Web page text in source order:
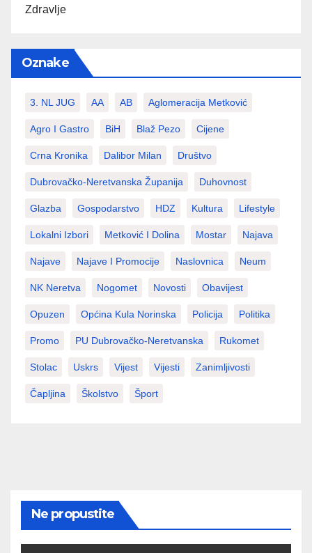
Zdravlje
Oznake
3. NL JUG AA AB Aglomeracija Metković
Agro I Gastro BiH Blaž Pezo Cijene
Crna Kronika Dalibor Milan Društvo
Dubrovačko-Neretvanska Županija Duhovnost
Glazba Gospodarstvo HDZ Kultura Lifestyle
Lokalni Izbori Metković I Dolina Mostar Najava
Najave Najave I Promocije Naslovnica Neum
NK Neretva Nogomet Novosti Obavijest
Opuzen Općina Kula Norinska Policija Politika
Promo PU Dubrovačko-Neretvanska Rukomet
Stolac Uskrs Vijest Vijesti Zanimljivosti
Čapljina Školstvo Šport
Ne propustite